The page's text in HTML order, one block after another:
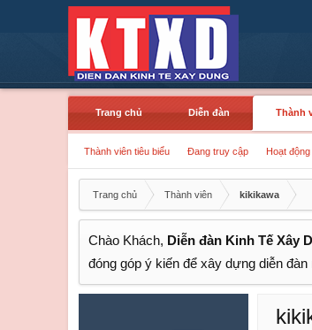
Trang chủ
Diễn đàn Thành
Thành viên tiêu biểu Đang truy cập Hoạt
Trang chủ Thành viên kikikawa
Chào Khách, Diễn đàn Kinh Tế Xây
đóng góp ý kiến để xây dựng diễn đàn